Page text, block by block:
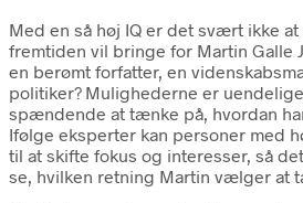
Med en så høj IQ er det svært ikke
fremtiden vil bringe for Martin Galle
en berømt forfatter, en
politiker? Mulighederne er
spændende at tænke på, hvordan
Ifølge eksperter kan personer med
til at skifte fokus og interesser, så
se, hvilken retning Martin vælger at